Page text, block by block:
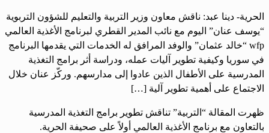
الحرية- دينا عبد: ناقش معاون وزير التربية والتعليم للشؤون التربوية
“يوسف عنان” اليوم مع نائب المدير القطري لبرنامج الأغذية العالمي
wfp “خالد عثمان” والوفد المرافق له الخدمات التي يقدمها البرنامج
في سوريا وكيفية تطوير آليات عمله، ودراسة أثر برامج التغذية
المدرسية على الأطفال الذين عادوا إلى مدارسهم. وركّز عنان خلال
الاجتماع على أهمية تطوير آلية […]
ظهرت المقالة “التربية” تناقش تطوير برامج التغذية المدرسية
بالتعاون مع برنامج الأغذية العالمي أولاً على صحيفة الحرية.